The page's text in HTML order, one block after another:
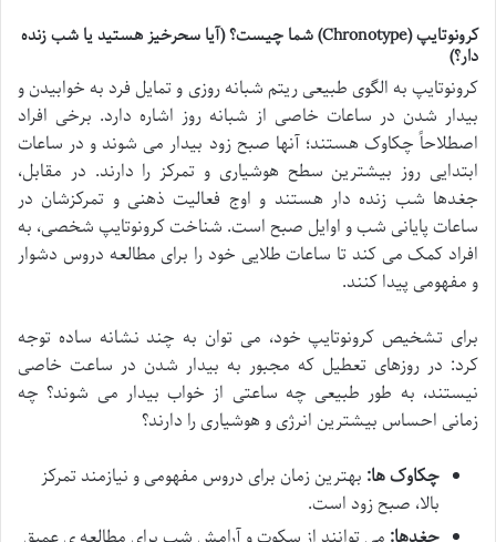
کرونوتایپ (Chronotype) شما چیست؟ (آیا سحرخیز هستید یا شب زنده
دار؟)
کرونوتایپ به الگوی طبیعی ریتم شبانه روزی و تمایل فرد به خوابیدن و
بیدار شدن در ساعات خاصی از شبانه روز اشاره دارد. برخی افراد
اصطلاحاً چکاوک هستند؛ آنها صبح زود بیدار می شوند و در ساعات
ابتدایی روز بیشترین سطح هوشیاری و تمرکز را دارند. در مقابل،
جغدها شب زنده دار هستند و اوج فعالیت ذهنی و تمرکزشان در
ساعات پایانی شب و اوایل صبح است. شناخت کرونوتایپ شخصی، به
افراد کمک می کند تا ساعات طلایی خود را برای مطالعه دروس دشوار
و مفهومی پیدا کنند.
برای تشخیص کرونوتایپ خود، می توان به چند نشانه ساده توجه
کرد: در روزهای تعطیل که مجبور به بیدار شدن در ساعت خاصی
نیستند، به طور طبیعی چه ساعتی از خواب بیدار می شوند؟ چه
زمانی احساس بیشترین انرژی و هوشیاری را دارند؟
چکاوک ها: بهترین زمان برای دروس مفهومی و نیازمند تمرکز
بالا، صبح زود است.